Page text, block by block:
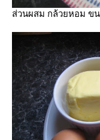
ส่วนผสม กล้วยหอม ข